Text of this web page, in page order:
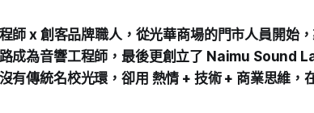
師 x 創客品牌職人，從光華商場的門市人員開始
成為音響工程師，最後更創立了 Naimu Sound
有傳統名校光環，卻用 熱情 + 技術 + 商業思維，